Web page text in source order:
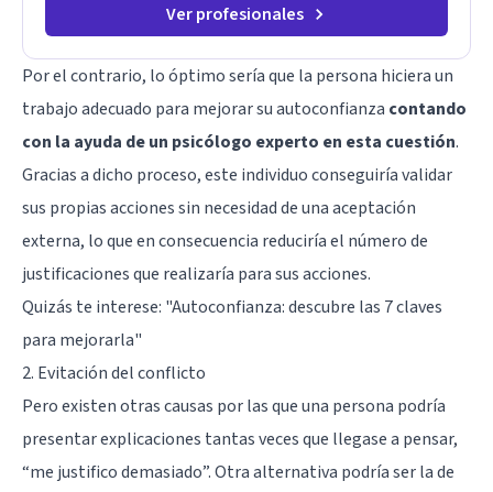
Ver profesionales
Por el contrario, lo óptimo sería que la persona hiciera un
trabajo adecuado para mejorar su autoconfianza contando
con la ayuda de un psicólogo experto en esta cuestión.
Gracias a dicho proceso, este individuo conseguiría validar
sus propias acciones sin necesidad de una aceptación
externa, lo que en consecuencia reduciría el número de
justificaciones que realizaría para sus acciones.
Quizás te interese: "Autoconfianza: descubre las 7 claves
para mejorarla"
2. Evitación del conflicto
Pero existen otras causas por las que una persona podría
presentar explicaciones tantas veces que llegase a pensar,
“me justifico demasiado”. Otra alternativa podría ser la de